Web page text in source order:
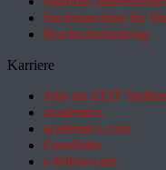
Suchmaschine für
Hochschulranking
Karriere
Jobs im ZEIT
academics
academics.com
GoodJobs
e-fellows.net